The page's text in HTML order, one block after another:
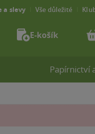
Papírnictví
a slevy Vše důležité
E-košík